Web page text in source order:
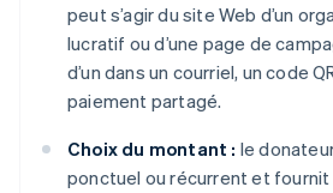
peut s’agir du site Web d’un
lucratif ou d’une page de
d’un dans un courriel, un code
paiement partagé.
Choix du montant : le
ponctuel ou récurrent et